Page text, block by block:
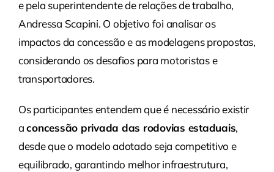
e pela superintendente de relações de trabalho,
Andressa Scapini. O objetivo foi analisar os
impactos da concessão e as modelagens propostas,
considerando os desafios para motoristas e
transportadores.
Os participantes entendem que é necessário existir
aconcessão privada das rodovias estaduais,
desde que o modelo adotado seja competitivo e
equilibrado, garantindo melhor infraestrutura,